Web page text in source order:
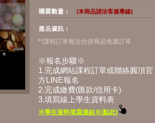
(本商品請洽客服專線)
**課程訂單無法合併商品免運訂單
※報名步驟※
1.完成網站課程訂單或聯絡圓頂官
方LINE報名
2.完成繳費(匯款/信用卡)
3.填寫線上學生資料表
※學生資料填寫連結※(點此)